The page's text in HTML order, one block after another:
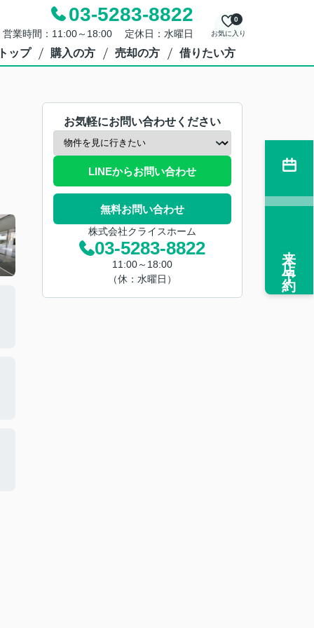
03-5283-8822
営業時間：11:00～18:00 定休日：水曜日 お気に入り
0
ップ 購入の方 売却の方 借りたい方
お気軽にお問い合わせください
LINEからお問い合わせ
無料お問い合わせ
株式会社クライスホーム
03-5283-8822
11:00～18:00
（休：水曜日）
来店予約